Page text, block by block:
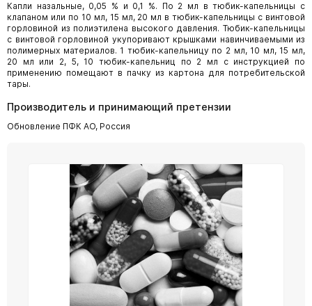
Капли назальные, 0,05 % и 0,1 %. По 2 мл в тюбик-капельницы с
клапаном или по 10 мл, 15 мл, 20 мл в тюбик-капельницы с винтовой
горловиной из полиэтилена высокого давления. Тюбик-капельницы
с винтовой горловиной укупоривают крышками навинчиваемыми из
полимерных материалов. 1 тюбик-капельницу по 2 мл, 10 мл, 15 мл,
20 мл или 2, 5, 10 тюбик-капельниц по 2 мл с инструкцией по
применению помещают в пачку из картона для потребительской
тары.
Производитель и принимающий претензии
Обновление ПФК АО, Россия